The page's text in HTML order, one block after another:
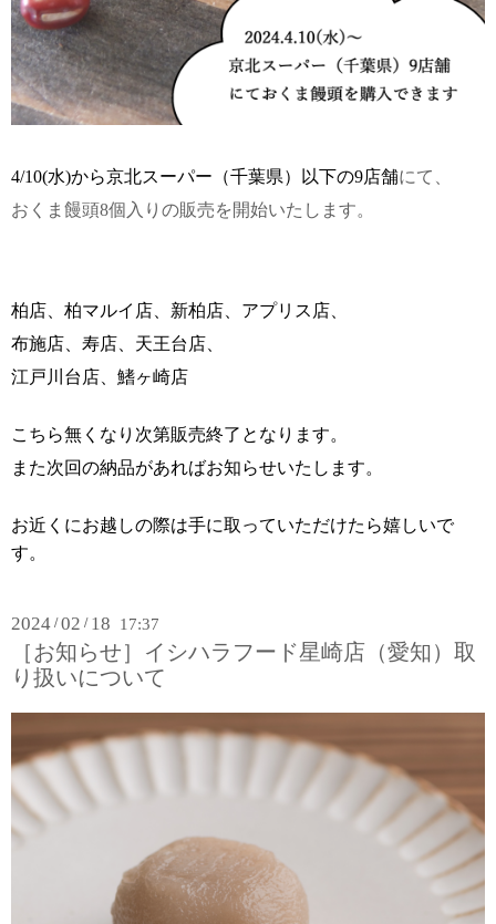
4/10(水)から京北スーパー（千葉県）以下の9店舗にて、
おくま饅頭8個入りの販売を開始いたします。
柏店、柏マルイ店、新柏店、アプリス店、
布施店、寿店、天王台店、
江戸川台店、鰭ヶ崎店
こちら無くなり次第販売終了となります。
また次回の納品があればお知らせいたします。
お近くにお越しの際は手に取っていただけたら嬉しいで
す。
2024 /02 / 18 17:37
［お知らせ］イシハラフード星崎店（愛知）取
り扱いについて